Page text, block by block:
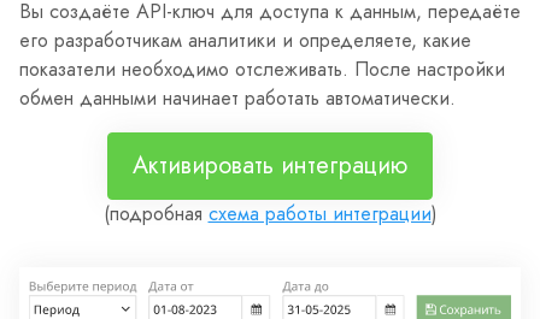
Вы создаёте API-ключ для доступа к данным, передаёте
его разработчикам аналитики и определяете, какие
показатели необходимо отслеживать. После настройки
обмен данными начинает работать автоматически.
Активировать интеграцию
(подробная схема работы интеграции)